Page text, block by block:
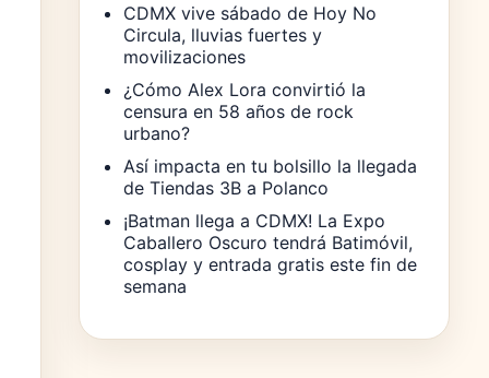
CDMX vive sábado de Hoy No
Circula, lluvias fuertes y
movilizaciones
¿Cómo Alex Lora convirtió la
censura en 58 años de rock
urbano?
Así impacta en tu bolsillo la llegada
de Tiendas 3B a Polanco
¡Batman llega a CDMX! La Expo
Caballero Oscuro tendrá Batimóvil,
cosplay y entrada gratis este fin de
semana